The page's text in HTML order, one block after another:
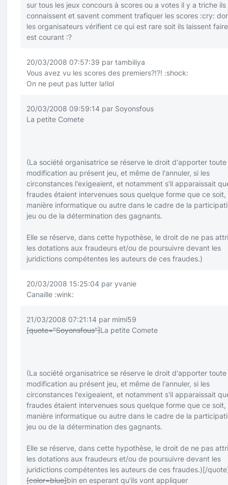
sur tous les jeux concours à scores ou a votes il y a triche ils
connaissent et savent comment trafiquer les scores :cry:
les organisateurs vérifient ce qui est rare soit ils laissent
est courant :?
20/03/2008 07:57:39 par tambiliya
Vous avez vu les scores des premiers?!?! :shock:
On ne peut pas lutter la!lol
20/03/2008 09:59:14 par Soyonsfous
La petite Comete
(La société organisatrice se réserve le droit d'apporter toute
modification au présent jeu, et même de l'annuler, si les
circonstances l'exigeaient, et notamment s'il apparaissait
fraudes étaient intervenues sous quelque forme que ce soit,
manière informatique ou autre dans le cadre de la
jeu ou de la détermination des gagnants.
Elle se réserve, dans cette hypothèse, le droit de ne pas
les dotations aux fraudeurs et/ou de poursuivre devant les
juridictions compétentes les auteurs de ces fraudes.)
20/03/2008 15:25:04 par yvanie
Canaille :wink:
21/03/2008 07:21:14 par mimi59
[quote="Soyonsfous"]La petite Comete
(La société organisatrice se réserve le droit d'apporter toute
modification au présent jeu, et même de l'annuler, si les
circonstances l'exigeaient, et notamment s'il apparaissait
fraudes étaient intervenues sous quelque forme que ce soit,
manière informatique ou autre dans le cadre de la
jeu ou de la détermination des gagnants.
Elle se réserve, dans cette hypothèse, le droit de ne pas
les dotations aux fraudeurs et/ou de poursuivre devant les
juridictions compétentes les auteurs de ces fraudes.)[/
[color=blue]bin en esperant qu'ils vont appliquer